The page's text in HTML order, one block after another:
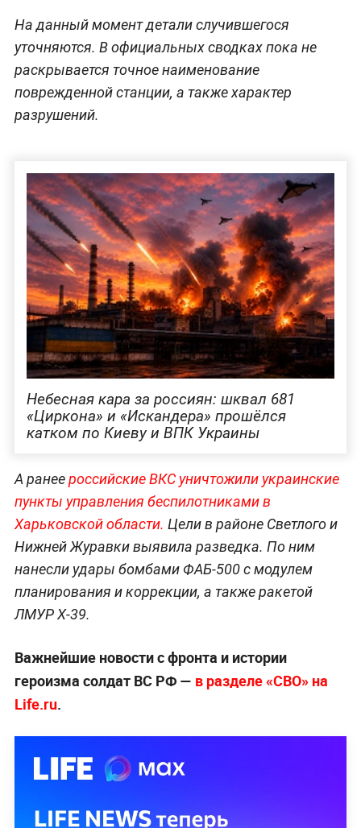
На данный момент детали случившегося
уточняются. В официальных сводках пока не
раскрывается точное наименование
поврежденной станции, а также характер
разрушений.
Небесная кара за россиян: шквал 681
«Циркона» и «Искандера» прошёлся
катком по Киеву и ВПК Украины
А ранеероссийские ВКС уничтожили украинские
пункты управления беспилотниками в
Харьковской области. Цели в районе Светлого и
Нижней Журавки выявила разведка. По ним
нанесли удары бомбами ФАБ-500 с модулем
планирования и коррекции, а также ракетой
ЛМУР Х-39.
Важнейшие новости с фронта и истории
героизма солдат ВС РФ — в разделе «СВО» на
Life.ru.